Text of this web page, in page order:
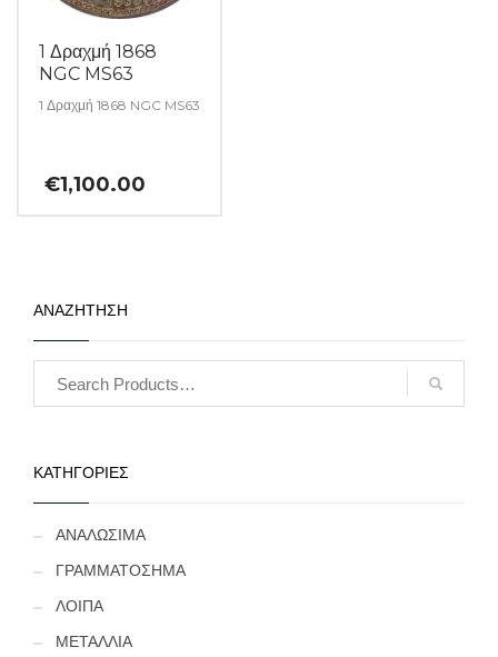
1 Δραχμή 1868
NGC MS63
1 Δραχμή 1868 NGC MS63
€1,100.00
ΑΝΑΖΗΤΗΣΗ
ΚΑΤΗΓΟΡΙΕΣ
ΑΝΑΛΩΣΙΜΑ
ΓΡΑΜΜΑΤΟΣΗΜΑ
ΛΟΙΠΑ
ΜΕΤΑΛΛΙΑ